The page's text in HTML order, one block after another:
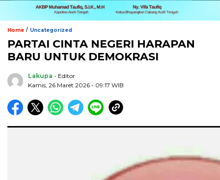
Home / Uncategorized
PARTAI CINTA NEGERI HARAPAN
BARU UNTUK DEMOKRASI
Lakupa - Editor
Kamis, 26 Maret 2026 - 09:17 WIB